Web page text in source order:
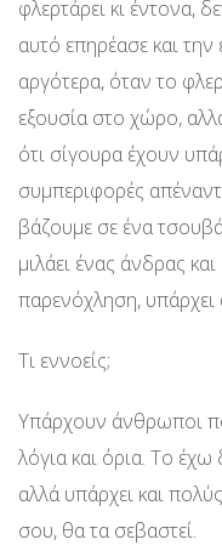
φλερτάρει κι έντονα,
αυτό επηρέασε και
αργότερα, όταν το
εξουσία στο χώρο,
ότι σίγουρα έχουν
συμπεριφορές
βάζουμε σε ένα
μιλάει ένας άνδρας
παρενόχληση,
Τι εννοείς;
Υπάρχουν άνθρωποι
λόγια και όρια. Το
αλλά υπάρχει και
σου, θα τα σεβαστεί.